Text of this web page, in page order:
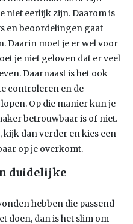
niet eerlijk zijn. Daarom is
en beoordelingen gaat
Daarin moet je er wel voor
je niet geloven dat er veel
Daarnaast is het ook
controleren en de
Op die manier kun je
betrouwbaar is of niet.
dan verder en kies een
op je overkomt.
duidelijke
hebben die passend
doen, dan is het slim om